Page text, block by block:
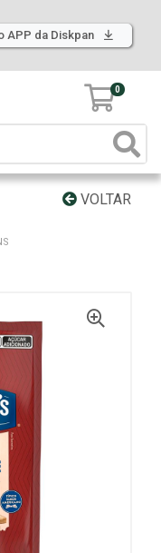
APP da Diskpan
0
VOLTAR